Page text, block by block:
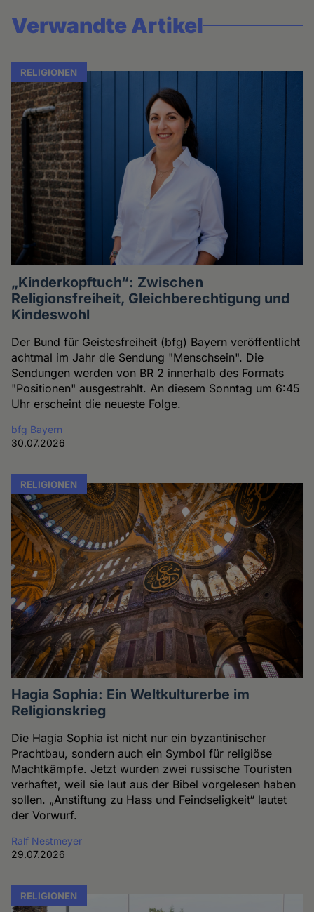
Verwandte Artikel
RELIGIONEN
„Kinderkopftuch“: Zwischen
Religionsfreiheit, Gleichberechtigung und
Kindeswohl
Der Bund für Geistesfreiheit (bfg) Bayern veröffentlicht
achtmal im Jahr die Sendung "Menschsein". Die
Sendungen werden von BR 2 innerhalb des Formats
"Positionen" ausgestrahlt. An diesem Sonntag um 6:45
Uhr erscheint die neueste Folge.
bfg Bayern
30.07.2026
RELIGIONEN
Hagia Sophia: Ein Weltkulturerbe im
Religionskrieg
Die Hagia Sophia ist nicht nur ein byzantinischer
Prachtbau, sondern auch ein Symbol für religiöse
Machtkämpfe. Jetzt wurden zwei russische Touristen
verhaftet, weil sie laut aus der Bibel vorgelesen haben
sollen. „Anstiftung zu Hass und Feindseligkeit“ lautet
der Vorwurf.
Ralf Nestmeyer
29.07.2026
RELIGIONEN